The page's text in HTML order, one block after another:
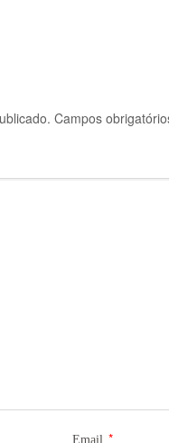
Campos
Email *